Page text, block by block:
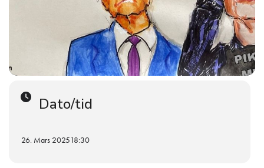
Vi starter samtalerekken med en samtale mellom Luca Dalen
Espeseth og Carline Tromp. Med Tromps nylige kronikk i
Klassekampen friskt i minne, er det naturlig å ta utgangspunkt
i temaer som fascisme, ytre høyres fremmarsj og hvordan
skeive – særlig transpersoner – blir gjort til syndebukker.
opp for spørsmål fra salen. Hovedmålet er å skape et
samlingspunkt for refleksjon og kunnskapsutveksling over et
Dato/tid
26. Mars 202518:30